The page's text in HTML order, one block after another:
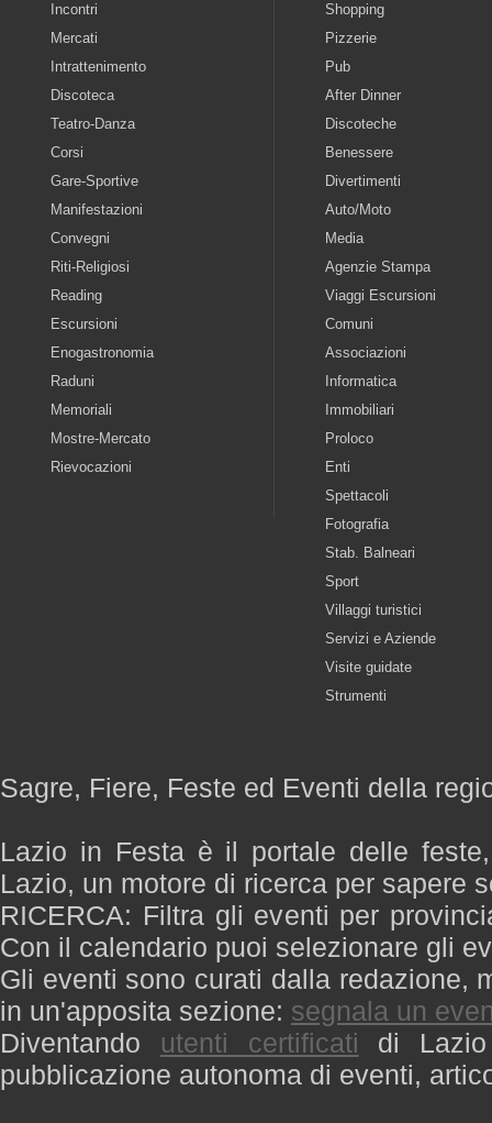
Incontri
Mercati
Intrattenimento
Discoteca
Teatro-Danza
Corsi
Gare-Sportive
Manifestazioni
Convegni
Riti-Religiosi
Reading
Escursioni
Enogastronomia
Raduni
Memoriali
Mostre-Mercato
Rievocazioni
Shopping
Pizzerie
Pub
After Dinner
Discoteche
Benessere
Divertimenti
Auto/Moto
Media
Agenzie Stampa
Viaggi Escursioni
Comuni
Associazioni
Informatica
Immobiliari
Proloco
Enti
Spettacoli
Fotografia
Stab. Balneari
Sport
Villaggi turistici
Servizi e Aziende
Visite guidate
Strumenti
Sagre, Fiere, Feste ed Eventi della
Lazio in Festa è il portale delle
Lazio, un motore di ricerca per sapere
RICERCA: Filtra gli eventi per
Con il calendario puoi selezionare gli
Gli eventi sono curati dalla redazione,
in un'apposita sezione: segnala un
Diventando utenti certificati di
pubblicazione autonoma di eventi,